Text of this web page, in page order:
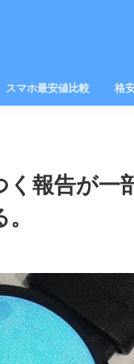
スマホ最安値比較 格
報告が一